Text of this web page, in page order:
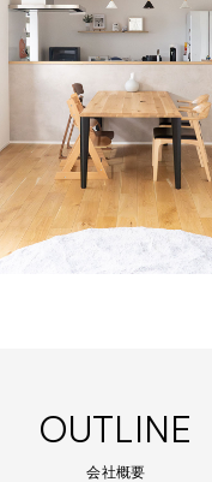
OUTLINE
会社概要